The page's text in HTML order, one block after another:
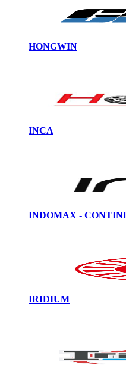
HONGWIN
INCA
INDOMAX -
IRIDIUM